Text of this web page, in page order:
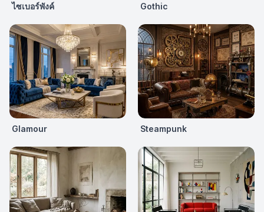
ไซเบอร์พังค์ Gothic
Glamour Steampunk